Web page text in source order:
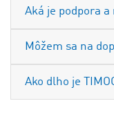
Aká je podpora
Môžem sa na
Ako dlho je